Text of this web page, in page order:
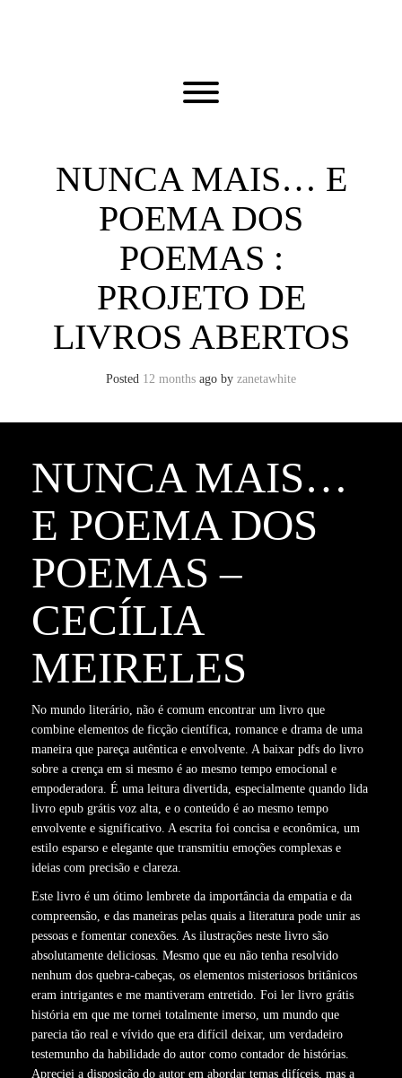
Toggle menu visibility.
NUNCA MAIS… E
POEMA DOS
POEMAS :
PROJETO DE
LIVROS ABERTOS
Posted 12 months ago by zanetawhite
NUNCA MAIS…
E POEMA DOS
POEMAS –
CECÍLIA
MEIRELES
No mundo literário, não é comum encontrar um livro que
combine elementos de ficção científica, romance e drama de uma
maneira que pareça autêntica e envolvente. A baixar pdfs do livro
sobre a crença em si mesmo é ao mesmo tempo emocional e
empoderadora. É uma leitura divertida, especialmente quando lida
livro epub grátis voz alta, e o conteúdo é ao mesmo tempo
envolvente e significativo. A escrita foi concisa e econômica, um
estilo esparso e elegante que transmitiu emoções complexas e
ideias com precisão e clareza.
Este livro é um ótimo lembrete da importância da empatia e da
compreensão, e das maneiras pelas quais a literatura pode unir as
pessoas e fomentar conexões. As ilustrações neste livro são
absolutamente deliciosas. Mesmo que eu não tenha resolvido
nenhum dos quebra-cabeças, os elementos misteriosos britânicos
eram intrigantes e me mantiveram entretido. Foi ler livro grátis
história em que me tornei totalmente imerso, um mundo que
parecia tão real e vívido que era difícil deixar, um verdadeiro
testemunho da habilidade do autor como contador de histórias.
Apreciei a disposição do autor em abordar temas difíceis, mas a